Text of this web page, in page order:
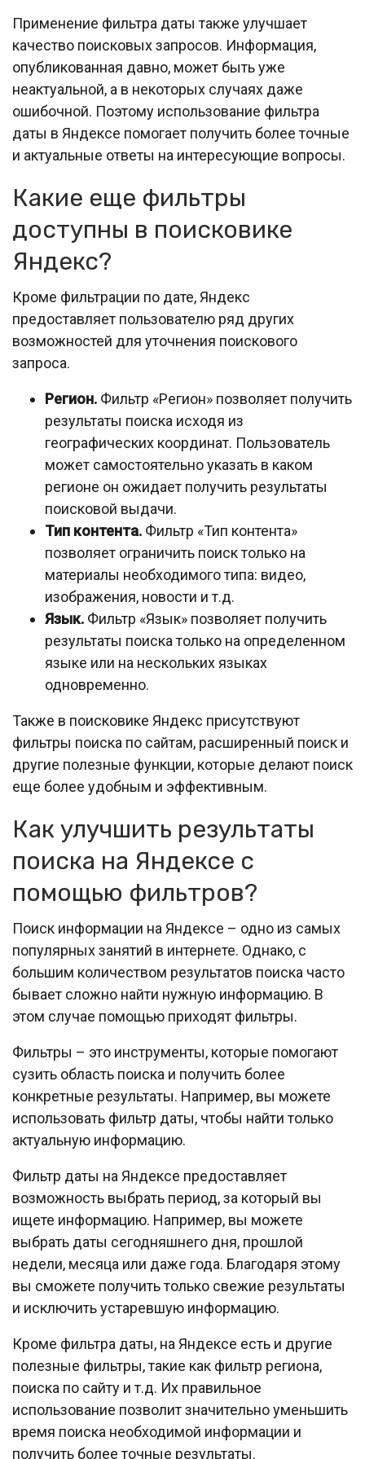
Применение фильтра даты также улучшает
качество поисковых запросов. Информация,
опубликованная давно, может быть уже
неактуальной, а в некоторых случаях даже
ошибочной. Поэтому использование фильтра
даты в Яндексе помогает получить более точные
и актуальные ответы на интересующие вопросы.
Какие еще фильтры
доступны в поисковике
Яндекс?
Кроме фильтрации по дате, Яндекс
предоставляет пользователю ряд других
возможностей для уточнения поискового
запроса.
Регион. Фильтр «Регион» позволяет получить
результаты поиска исходя из
географических координат. Пользователь
может самостоятельно указать в каком
регионе он ожидает получить результаты
поисковой выдачи.
Тип контента. Фильтр «Тип контента»
позволяет ограничить поиск только на
материалы необходимого типа: видео,
изображения, новости и т.д.
Язык. Фильтр «Язык» позволяет получить
результаты поиска только на определенном
языке или на нескольких языках
одновременно.
Также в поисковике Яндекс присутствуют
фильтры поиска по сайтам, расширенный поиск и
другие полезные функции, которые делают поиск
еще более удобным и эффективным.
Как улучшить результаты
поиска на Яндексе с
помощью фильтров?
Поиск информации на Яндексе – одно из самых
популярных занятий в интернете. Однако, с
большим количеством результатов поиска часто
бывает сложно найти нужную информацию. В
этом случае помощью приходят фильтры.
Фильтры – это инструменты, которые помогают
сузить область поиска и получить более
конкретные результаты. Например, вы можете
использовать фильтр даты, чтобы найти только
актуальную информацию.
Фильтр даты на Яндексе предоставляет
возможность выбрать период, за который вы
ищете информацию. Например, вы можете
выбрать даты сегодняшнего дня, прошлой
недели, месяца или даже года. Благодаря этому
вы сможете получить только свежие результаты
и исключить устаревшую информацию.
Кроме фильтра даты, на Яндексе есть и другие
полезные фильтры, такие как фильтр региона,
поиска по сайту и т.д. Их правильное
использование позволит значительно уменьшить
время поиска необходимой информации и
получить более точные результаты.